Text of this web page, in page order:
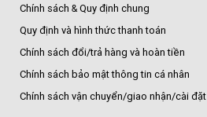
Chính sách & Quy định chung
Quy định và hình thức thanh toán
Chính sách đổi/trả hàng và hoàn tiền
Chính sách bảo mật thông tin cá nhân
Chính sách vận chuyển/giao nhận/cài đặt